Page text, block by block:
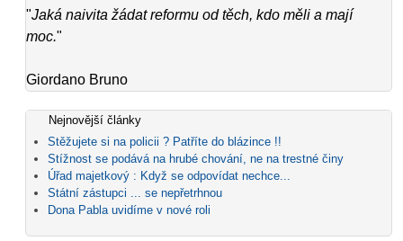
"Jaká naivita žádat reformu od těch, kdo měli a mají
moc."
Giordano Bruno
Nejnovější články
Stěžujete si na policii ? Patříte do blázince !!
Stížnost se podává na hrubé chování, ne na trestné činy
Úřad majetkový : Když se odpovídat nechce...
Státní zástupci ... se nepřetrhnou
Dona Pabla uvidíme v nové roli